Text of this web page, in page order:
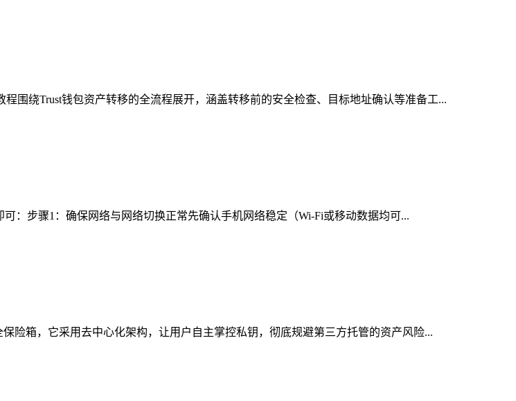
围绕Trust钱包资产转移的全流程展开，涵盖转移前的安全检查、目标地址确认等准备工...
：步骤1：确保网络与网络切换正常先确认手机网络稳定（Wi-Fi或移动数据均可...
险箱，它采用去中心化架构，让用户自主掌控私钥，彻底规避第三方托管的资产风险...